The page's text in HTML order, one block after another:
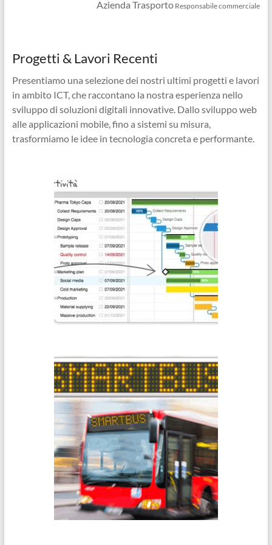
Azienda Trasporto Responsabile commerciale
Progetti & Lavori Recenti
Presentiamo una selezione dei nostri ultimi progetti e lavori
in ambito ICT, che raccontano la nostra esperienza nello
sviluppo di soluzioni digitali innovative. Dallo sviluppo web
alle applicazioni mobile, fino a sistemi su misura,
trasformiamo le idee in tecnologia concreta e performante.